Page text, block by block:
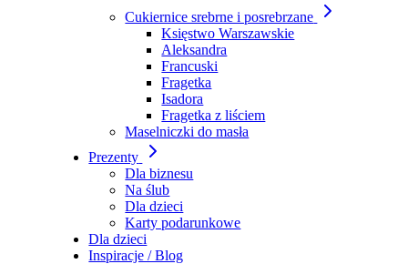
Cukiernice srebrne i posrebrzane
Księstwo Warszawskie
Aleksandra
Francuski
Fragetka
Isadora
Fragetka z liściem
Maselniczki do masła
Prezenty
Dla biznesu
Na ślub
Dla dzieci
Karty podarunkowe
Dla dzieci
Inspiracje / Blog